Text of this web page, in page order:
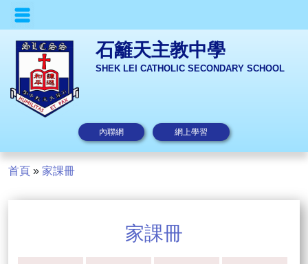
石籬天主教中學
SHEK LEI CATHOLIC SECONDARY SCHOOL
內聯網 網上學習
首頁 » 家課冊
家課冊